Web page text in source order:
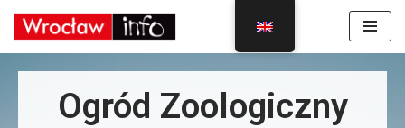
to
contentOgród Zoologiczny